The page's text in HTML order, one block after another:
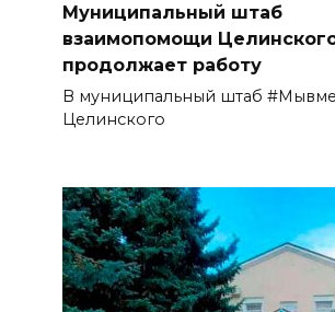
Муниципальный штаб
взаимопомощи
продолжает работу
В муниципальный штаб
Целинского